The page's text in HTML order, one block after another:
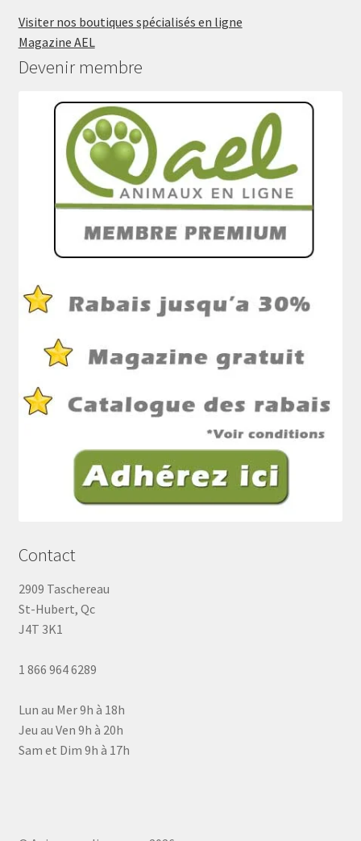
Visiter nos boutiques spécialisés en ligne
Magazine AEL
Devenir membre
Contact
2909 Taschereau
St-Hubert, Qc
J4T 3K1
1 866 964 6289
Lun au Mer 9h à 18h
Jeu au Ven 9h à 20h
Sam et Dim 9h à 17h